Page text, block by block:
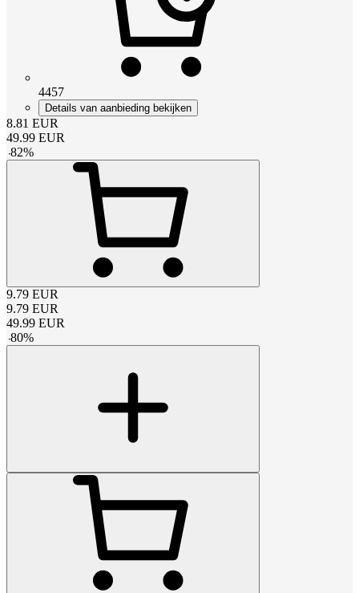
4457
Details van aanbieding bekijken
8.81 EUR
49.99 EUR
-82%
9.79 EUR
9.79 EUR
49.99 EUR
-80%